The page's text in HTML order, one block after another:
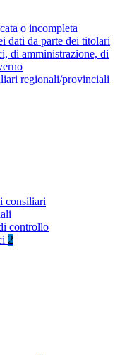
o incompleta
dati da parte dei titolari
di amministrazione, di
regionali/provinciali
consiliari
controllo
2